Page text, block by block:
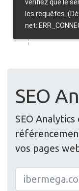
SEO
SEO
vos pages